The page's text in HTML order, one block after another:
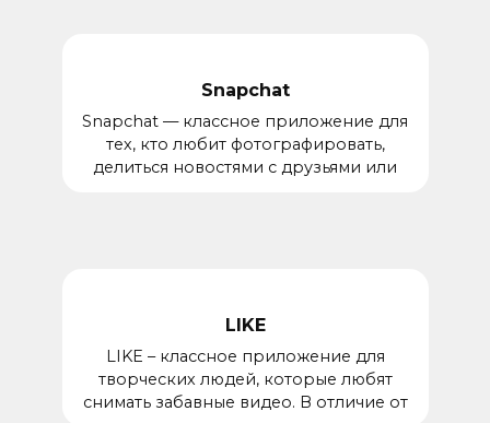
Snapchat
Snapchat — классное приложение для
тех, кто любит фотографировать,
делиться новостями с друзьями или
LIKE
LIKE – классное приложение для
творческих людей, которые любят
снимать забавные видео. В отличие от